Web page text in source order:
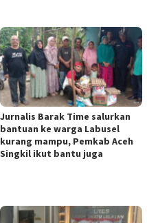
Jurnalis Barak Time salurkan
bantuan ke warga Labusel
kurang mampu, Pemkab Aceh
Singkil ikut bantu juga